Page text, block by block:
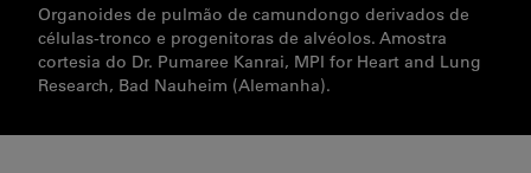
Organoides de pulmão de camundongo derivados de
células-tronco e progenitoras de alvéolos. Amostra
cortesia do Dr. Pumaree Kanrai, MPI for Heart and Lung
Research, Bad Nauheim (Alemanha).